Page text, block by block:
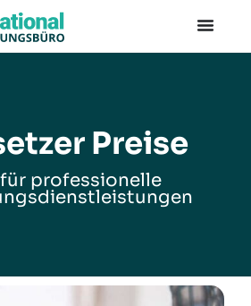
590 85
Preise
für professionelle